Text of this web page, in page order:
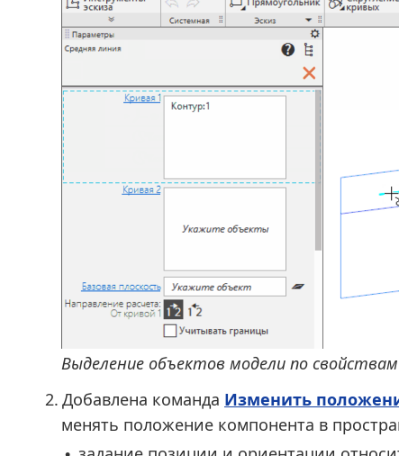
Выделение объектов модели по свойствам
2. Добавлена команда Изменить
менять положение компонента в